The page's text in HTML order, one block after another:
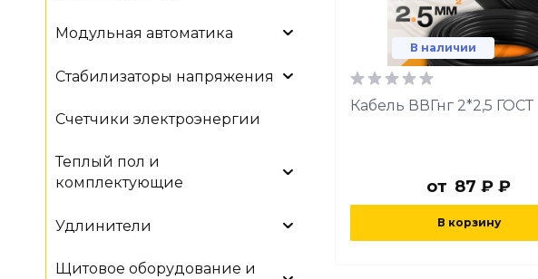
Модульная автоматика
Стабилизаторы напряжения
Счетчики электроэнергии
Теплый пол и
комплектующие
Удлинители
Щитовое оборудование и
В наличии
Кабель ВВГнг 2*2,5 ГОСТ
от 87 ₽ ₽
В корзину